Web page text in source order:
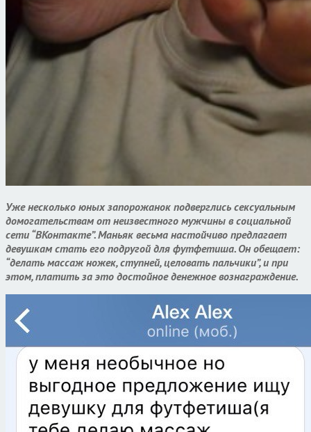
Уже несколько юных запорожанок подверглись сексуальным
домогательствам от неизвестного мужчины в социальной
сети “ВКонтакте”. Маньяк весьма настойчиво предлагает
девушкам стать его подругой для футфетиша. Он обещает:
“делать массаж ножек, ступней, целовать пальчики”, и при
этом, платить за это достойное денежное вознаграждение.